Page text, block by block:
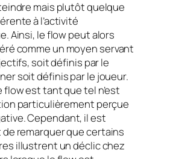
mais plutôt quelque
à l’activité
Ainsi, leflowpeut alors
comme un moyen servant
soit définis par le
soit définis par le joueur.
flowest tant que tel n’est
particulièrement perçue
Cependant, il est
remarquer que certains
illustrent un déclic chez